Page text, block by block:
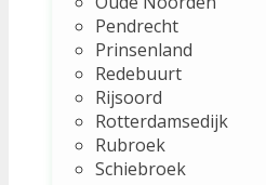
Pendrecht
Prinsenland
Redebuurt
Rijsoord
Rotterdamsedijk
Rubroek
Schiebroek